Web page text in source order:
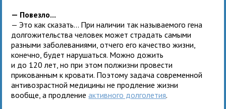
— Повезло...
— Это как сказать... При наличии так называемого гена
долгожительства человек может страдать самыми
разными заболеваниями, отчего его качество жизни,
конечно, будет нарушаться. Можно дожить
и до 120 лет, но при этом полжизни провести
прикованным к кровати. Поэтому задача современной
антивозрастной медицины не продление жизни
вообще, а продлениеактивного долголетия.